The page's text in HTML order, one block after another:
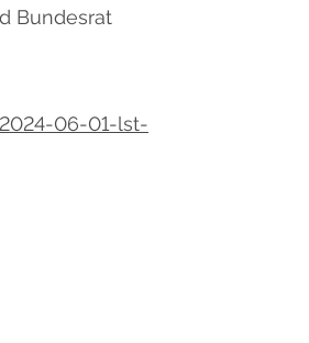
Bundesrat
06-01-lst-